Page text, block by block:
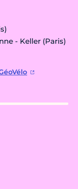
- Keller (Paris)